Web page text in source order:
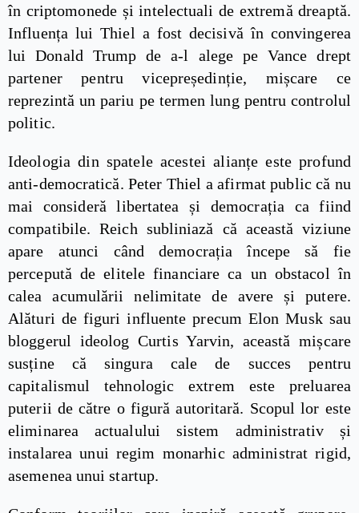
în criptomonede și intelectuali de extremă dreaptă.
Influența lui Thiel a fost decisivă în convingerea
lui Donald Trump de a-l alege pe Vance drept
partener pentru vicepreședinție, mișcare ce
reprezintă un pariu pe termen lung pentru controlul
politic.
Ideologia din spatele acestei alianțe este profund
anti-democratică. Peter Thiel a afirmat public că nu
mai consideră libertatea și democrația ca fiind
compatibile. Reich subliniază că această viziune
apare atunci când democrația începe să fie
percepută de elitele financiare ca un obstacol în
calea acumulării nelimitate de avere și putere.
Alături de figuri influente precum Elon Musk sau
bloggerul ideolog Curtis Yarvin, această mișcare
susține că singura cale de succes pentru
capitalismul tehnologic extrem este preluarea
puterii de către o figură autoritară. Scopul lor este
eliminarea actualului sistem administrativ și
instalarea unui regim monarhic administrat rigid,
asemenea unui startup.